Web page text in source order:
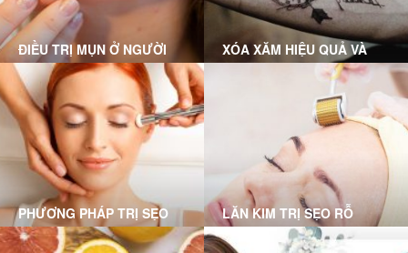
chóng
ĐIỀU TRỊ MỤN Ở NGƯỜI
LỚN
XÓA XĂM HIỆU QUẢ VÀ
KHÔNG ĐỂ LẠI SẸO CÙNG
GRACE SKINCARE CLINIC
PHƯƠNG PHÁP TRỊ SẸO
RỖ MỤN NÀO PHÙ HỢP
LĂN KIM TRỊ SẸO RỖ